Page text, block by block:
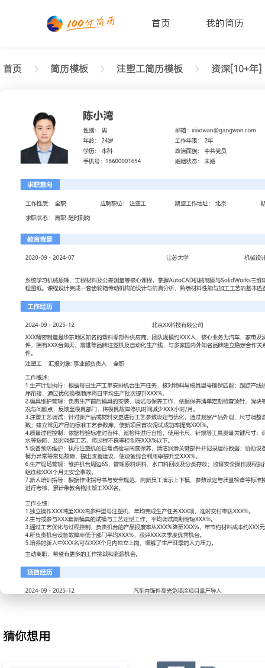
首页 我的简历
首页 简历模板 注塑工简历模板 资深[10+年]
返回样式图
正在查看10+年经验注塑工简历模板（规范格式）文
陈小湾
求职意向
工作性质: 全职应聘职位: 注塑工期望工作地址: 北京期望薪资: 8000-
求职状态: 离职-随时到岗
工作经历
2024-09 -2025-12
XXX精密制造是华东地区知名的塑料零部件供应商，团队规模约
车、家电及消费电子行业提供精密注塑件，拥有XXX台海天、震雄
生产线，与多家国内外知名品牌建立稳定合作关系，年注塑件产出
注塑工汇报对象：部门总监
工作概述：
1.生产计划执行：根据每日生产工单安排机台生产任务，核对物料
跟踪产线进度，协调物料员与下道工序衔接，通过优化换模顺序将
XXX%。
2.模具维护管理：负责生产前后模具的安装、调试与保养工作，依
针、滑块等易损件；记录模具使用状况与问题点，反馈至模具部门
减少XXX小时/月。
尺寸调整温度、压力、速度等关键参数；建立常见产品的标准工艺
调试成功率提高XXX%。
XXX%以下。
猜你想用